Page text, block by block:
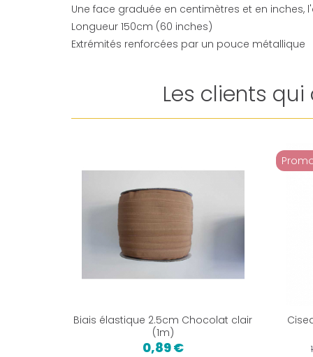
Une face graduée en centimètres et en inches,
Longueur 150cm (60 inches)
Extrémités renforcées par un pouce métallique
Les clients
Biais élastique 2.5cm Chocolat clair
(1m)
0,89 €